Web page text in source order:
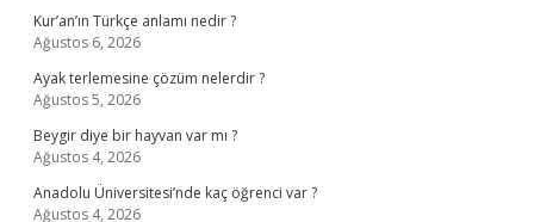
Kur’an’ın Türkçe anlamı nedir ?
Ağustos 6, 2026
Ayak terlemesine çözüm nelerdir ?
Ağustos 5, 2026
Beygir diye bir hayvan var mı ?
Ağustos 4, 2026
Anadolu Üniversitesi’nde kaç öğrenci var ?
Ağustos 4, 2026